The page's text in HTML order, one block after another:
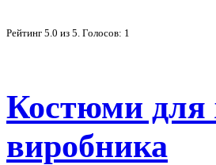
Рейтинг 5.0 из 5 . Голосов: 1
Костюми для
виробника